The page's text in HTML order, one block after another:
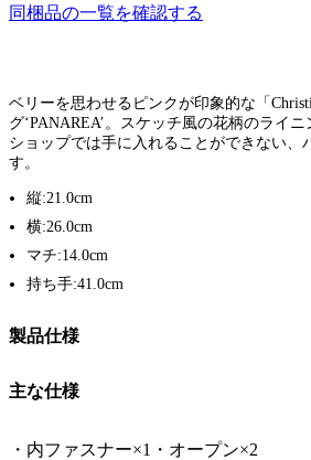
同梱品の一覧を確認する
ベリーを思わせるピンクが印象的な「
グ‘PANAREA’。スケッチ風の花柄のライ
ショップでは手に入れることができない、
す。
縦:21.0cm
横:26.0cm
マチ:14.0cm
持ち手:41.0cm
製品仕様
主な仕様
・内ファスナー×1・オープン×2